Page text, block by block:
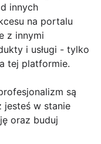
innych
na portalu
z innymi
i usługi - tylko
tej platformie.
są
jesteś w stanie
oraz buduj